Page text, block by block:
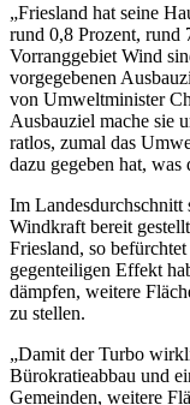
„Friesland hat seine
rund 0,8 Prozent, rund
Vorranggebiet Wind
vorgegebenen
von Umweltminister
Ausbauziel mache sie
ratlos, zumal das
dazu gegeben hat,
Im Landesdurchschnitt
Windkraft bereit
Friesland, so
gegenteiligen Effekt
dämpfen, weitere
zu stellen.
„Damit der Turbo
Bürokratieabbau und
Gemeinden, weitere